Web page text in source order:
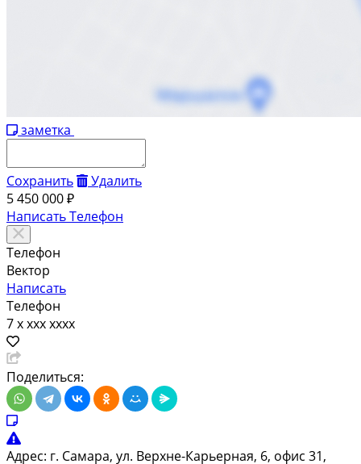
заметка
Сохранить
Удалить
5 450 000 ₽
НаписатьТелефон
Телефон
Вектор
Написать
Телефон
7 x xxx xxxx
Поделиться:
Адрес: г. Самара, ул. Верхне-Карьерная, 6, офис 31,